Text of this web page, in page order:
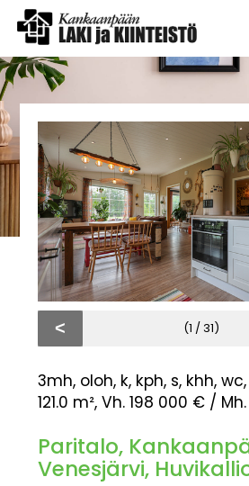
< (1 / 31)
3mh, oloh, k, kph, s, khh,
121.0 m², Vh. 198 000 € /
Paritalo,
Venesjärvi,